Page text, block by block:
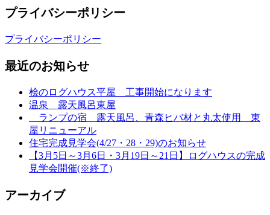
プライバシーポリシー
プライバシーポリシー
最近のお知らせ
桧のログハウス平屋 工事開始になります
温泉 露天風呂東屋
ランプの宿 露天風呂、青森ヒバ材と丸太使用 東
屋リニューアル
住宅完成見学会(4/27・28・29)のお知らせ
【3月5日～3月6日・3月19日～21日】ログハウスの完成
見学会開催(※終了)
アーカイブ